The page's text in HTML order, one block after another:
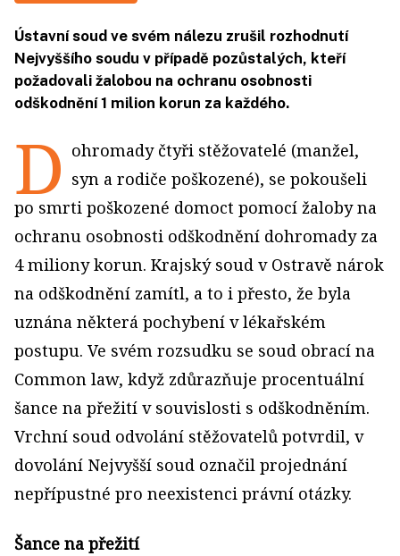
Ústavní soud ve svém nálezu zrušil rozhodnutí
Nejvyššího soudu v případě pozůstalých, kteří
požadovali žalobou na ochranu osobnosti
odškodnění 1 milion korun za každého.
D ohromady čtyři stěžovatelé (manžel,
syn a rodiče poškozené), se pokoušeli
po smrti poškozené domoct pomocí žaloby na
ochranu osobnosti odškodnění dohromady za
4 miliony korun. Krajský soud v Ostravě nárok
na odškodnění zamítl, a to i přesto, že byla
uznána některá pochybení v lékařském
postupu. Ve svém rozsudku se soud obrací na
Common law, když zdůrazňuje procentuální
šance na přežití v souvislosti s odškodněním.
Vrchní soud odvolání stěžovatelů potvrdil, v
dovolání Nejvyšší soud označil projednání
nepřípustné pro neexistenci právní otázky.
Šance na přežití